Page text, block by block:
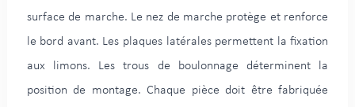
surface de marche. Le nez de marche protège et renforce
le bord avant. Les plaques latérales permettent la fixation
aux limons. Les trous de boulonnage déterminent la
position de montage. Chaque pièce doit être fabriquée